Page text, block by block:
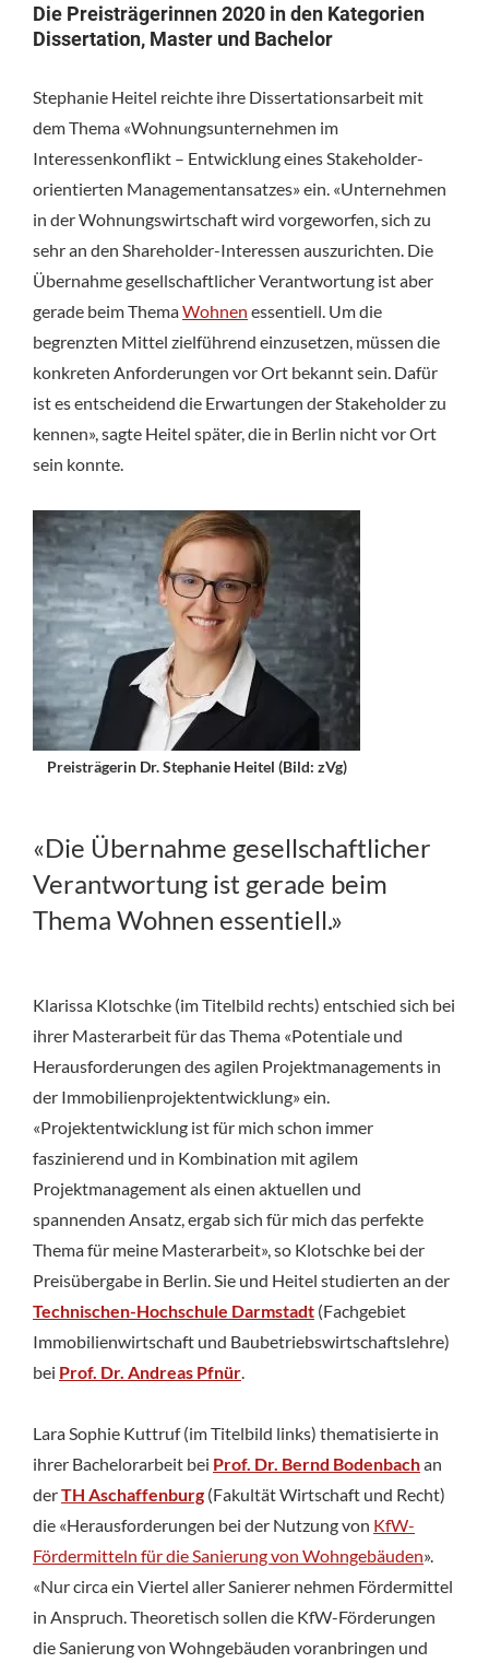
Die Preisträgerinnen 2020 in den Kategorien
Dissertation, Master und Bachelor
Stephanie Heitel reichte ihre Dissertationsarbeit mit
dem Thema «Wohnungsunternehmen im
Interessenkonflikt – Entwicklung eines Stakeholder-
orientierten Managementansatzes» ein. «Unternehmen
in der Wohnungswirtschaft wird vorgeworfen, sich zu
sehr an den Shareholder-Interessen auszurichten. Die
Übernahme gesellschaftlicher Verantwortung ist aber
gerade beim ThemaWohnen essentiell. Um die
begrenzten Mittel zielführend einzusetzen, müssen die
konkreten Anforderungen vor Ort bekannt sein. Dafür
ist es entscheidend die Erwartungen der Stakeholder zu
kennen», sagte Heitel später, die in Berlin nicht vor Ort
sein konnte.
Preisträgerin Dr. Stephanie Heitel (Bild: zVg)
«Die Übernahme gesellschaftlicher
Verantwortung ist gerade beim
Thema Wohnen essentiell.»
Klarissa Klotschke (im Titelbild rechts) entschied sich bei
ihrer Masterarbeit für das Thema «Potentiale und
Herausforderungen des agilen Projektmanagements in
der Immobilienprojektentwicklung» ein.
«Projektentwicklung ist für mich schon immer
faszinierend und in Kombination mit agilem
Projektmanagement als einen aktuellen und
spannenden Ansatz, ergab sich für mich das perfekte
Thema für meine Masterarbeit», so Klotschke bei der
Preisübergabe in Berlin. Sie und Heitel studierten an der
Technischen-Hochschule Darmstadt (Fachgebiet
Immobilienwirtschaft und Baubetriebswirtschaftslehre)
bei Prof. Dr. Andreas Pfnür.
Lara Sophie Kuttruf (im Titelbild links) thematisierte in
ihrer Bachelorarbeit bei Prof. Dr. Bernd Bodenbachan
derTH Aschaffenburg (Fakultät Wirtschaft und Recht)
die «Herausforderungen bei der Nutzung von KfW-
Fördermitteln für die Sanierung von Wohngebäuden».
«Nur circa ein Viertel aller Sanierer nehmen Fördermittel
in Anspruch. Theoretisch sollen die KfW-Förderungen
die Sanierung von Wohngebäuden voranbringen und